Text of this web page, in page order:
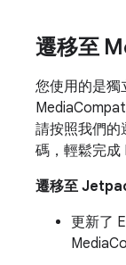
遷移至
您使用的是獨
請按照我們的
碼，輕鬆完成
遷移至
更新了